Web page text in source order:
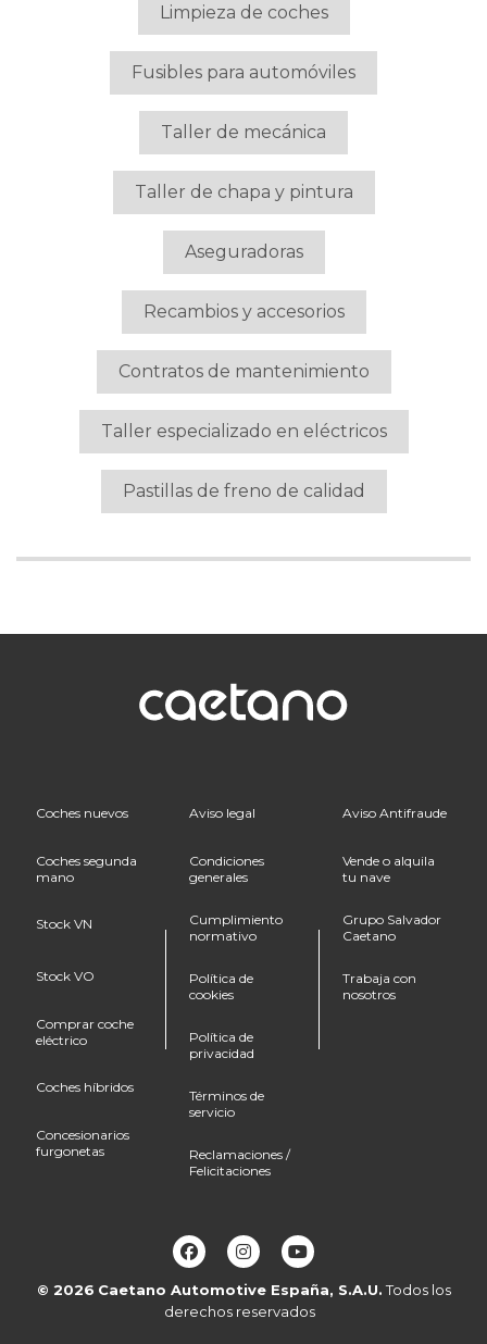
Limpieza de coches
Fusibles para automóviles
Taller de mecánica
Taller de chapa y pintura
Aseguradoras
Recambios y accesorios
Contratos de mantenimiento
Taller especializado en eléctricos
Pastillas de freno de calidad
Coches nuevos
Coches segunda
mano
Stock VN
Stock VO
Comprar coche
eléctrico
Coches híbridos
Concesionarios
furgonetas
Aviso legal
Condiciones
generales
Cumplimiento
normativo
Política de
cookies
Política de
privacidad
Términos de
servicio
Reclamaciones /
Felicitaciones
Aviso Antifraude
Vende o alquila
tu nave
Grupo Salvador
Caetano
Trabaja con
nosotros
© 2026 Caetano Automotive España, S.A.U.Todos los
derechos reservados